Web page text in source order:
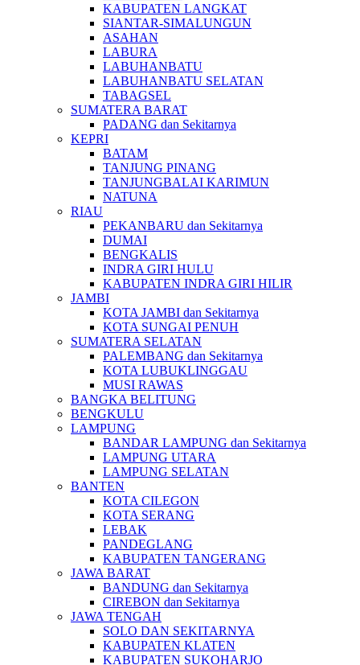
KABUPATEN LANGKAT
SIANTAR-SIMALUNGUN
ASAHAN
LABURA
LABUHANBATU
LABUHANBATU SELATAN
TABAGSEL
SUMATERA BARAT
PADANG dan Sekitarnya
KEPRI
BATAM
TANJUNG PINANG
TANJUNGBALAI KARIMUN
NATUNA
RIAU
PEKANBARU dan Sekitarnya
DUMAI
BENGKALIS
INDRA GIRI HULU
KABUPATEN INDRA GIRI HILIR
JAMBI
KOTA JAMBI dan Sekitarnya
KOTA SUNGAI PENUH
SUMATERA SELATAN
PALEMBANG dan Sekitarnya
KOTA LUBUKLINGGAU
MUSI RAWAS
BANGKA BELITUNG
BENGKULU
LAMPUNG
BANDAR LAMPUNG dan Sekitarnya
LAMPUNG UTARA
LAMPUNG SELATAN
BANTEN
KOTA CILEGON
KOTA SERANG
LEBAK
PANDEGLANG
KABUPATEN TANGERANG
JAWA BARAT
BANDUNG dan Sekitarnya
CIREBON dan Sekitarnya
JAWA TENGAH
SOLO DAN SEKITARNYA
KABUPATEN KLATEN
KABUPATEN SUKOHARJO